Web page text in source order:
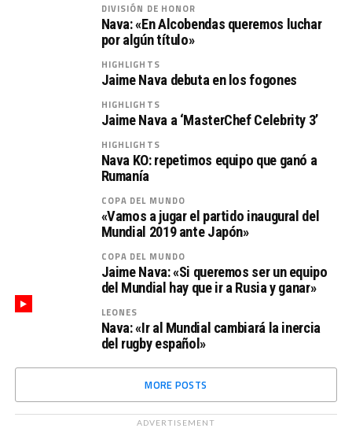
DIVISIÓN DE HONOR
Nava: «En Alcobendas queremos luchar
por algún título»
HIGHLIGHTS
Jaime Nava debuta en los fogones
HIGHLIGHTS
Jaime Nava a ‘MasterChef Celebrity 3’
HIGHLIGHTS
Nava KO: repetimos equipo que ganó a
Rumanía
COPA DEL MUNDO
«Vamos a jugar el partido inaugural del
Mundial 2019 ante Japón»
COPA DEL MUNDO
Jaime Nava: «Si queremos ser un equipo
del Mundial hay que ir a Rusia y ganar»
LEONES
Nava: «Ir al Mundial cambiará la inercia
del rugby español»
MORE POSTS
ADVERTISEMENT